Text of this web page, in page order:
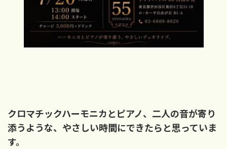
クロマチックハーモニカとピアノ、二人の音が寄り
添うような、やさしい時間にできたらと思っていま
す。